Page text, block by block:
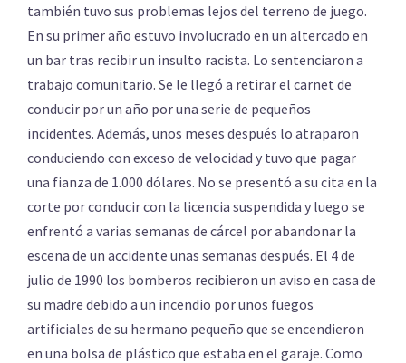
también tuvo sus problemas lejos del terreno de juego.
En su primer año estuvo involucrado en un altercado en
un bar tras recibir un insulto racista. Lo sentenciaron a
trabajo comunitario. Se le llegó a retirar el carnet de
conducir por un año por una serie de pequeños
incidentes. Además, unos meses después lo atraparon
conduciendo con exceso de velocidad y tuvo que pagar
una fianza de 1.000 dólares. No se presentó a su cita en la
corte por conducir con la licencia suspendida y luego se
enfrentó a varias semanas de cárcel por abandonar la
escena de un accidente unas semanas después. El 4 de
julio de 1990 los bomberos recibieron un aviso en casa de
su madre debido a un incendio por unos fuegos
artificiales de su hermano pequeño que se encendieron
en una bolsa de plástico que estaba en el garaje. Como